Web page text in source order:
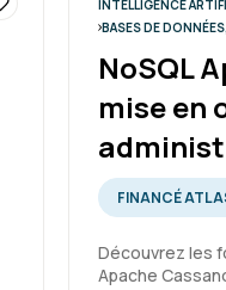
INTELLIGENCE
BASES DE
NoSQL
mise en
FINANCÉ
Découvrez les
Apache